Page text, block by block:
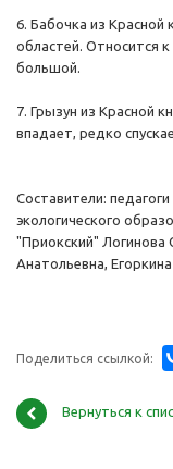
6. Бабочка из Красной
областей. Относится
большой.
7. Грызун из Красной
впадает, редко
Составители:
экологического
"Приокский" Логинова
Анатольевна,
Поделиться ссылкой:
Вернуться к